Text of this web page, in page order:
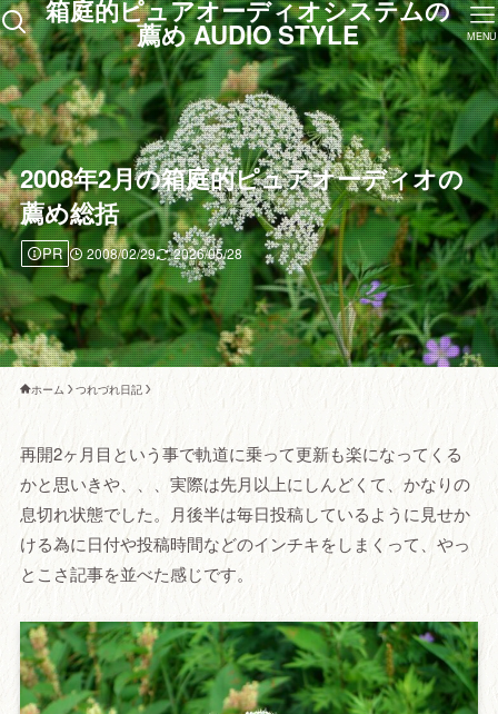
箱庭的ピュアオーディオシステムの
薦め AUDIO STYLE MENU
2008年2月の箱庭的ピュアオーディオの
薦め総括
PR 2008/02/29 2026/05/28
ホーム つれづれ日記
再開2ヶ月目という事で軌道に乗って更新も楽になってくる
かと思いきや、、、実際は先月以上にしんどくて、かなりの
息切れ状態でした。月後半は毎日投稿しているように見せか
ける為に日付や投稿時間などのインチキをしまくって、やっ
とこさ記事を並べた感じです。